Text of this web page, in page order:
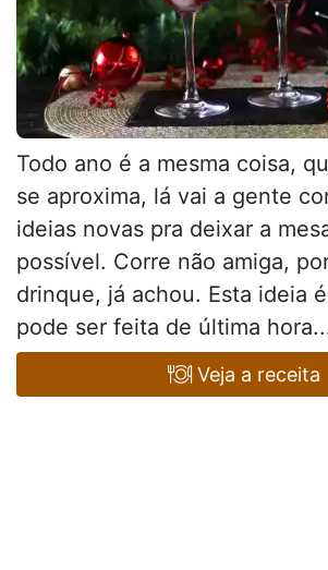
Todo ano é a mesma coisa,
se aproxima, lá vai a gente
ideias novas pra deixar a
possível. Corre não amiga,
drinque, já achou. Esta ideia
pode ser feita de última
Veja a receita